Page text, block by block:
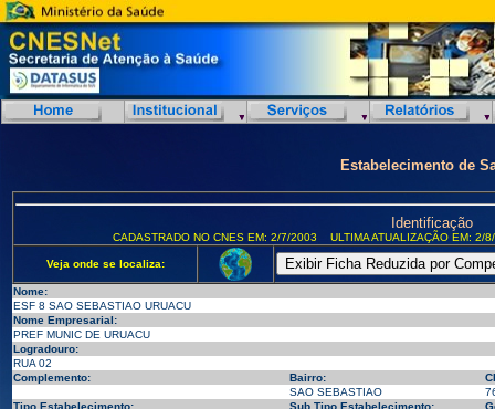
Estabelecimento de
Identificação
CADASTRADO NO CNES EM: 2/7/2003 ULTIMA ATUALIZAÇÃO EM:
Veja onde se localiza:
Nome:
ESF 8 SAO SEBASTIAO URUACU
Nome Empresarial:
PREF MUNIC DE URUACU
Logradouro:
RUA 02
Complemento:
Bairro:
SAO SEBASTIAO
Tipo Estabelecimento:
Sub Tipo Estabelecimento: